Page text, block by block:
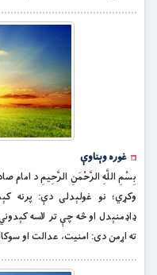
غوره وېناوې
بِسْمِ اللَّهِ الرَّحْمَنِ الرَّحِيمِ د امام
وکړي؛ نو غولېدلی دې: پرنه
ډاډمنېدل او څه چې تر لاسه
ته اړمن دی: امنیت، عدالت او